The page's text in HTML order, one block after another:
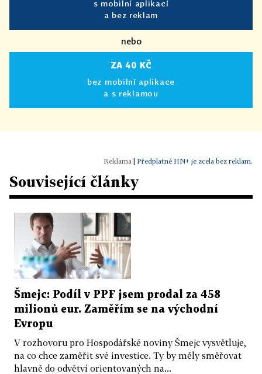
s mobilní aplikací
a bez reklam
nebo
ZA 40 KČ
bez mobilní aplikace
a s reklamou
Předplatné HN+ je zcela bez reklam.
Související články
Šmejc: Podíl v PPF jsem prodal za 458
milionů eur. Zaměřím se na východní
Evropu
V rozhovoru pro Hospodářské noviny Šmejc vysvětluje,
na co chce zaměřit své investice. Ty by měly směřovat
hlavně do odvětví orientovaných na...